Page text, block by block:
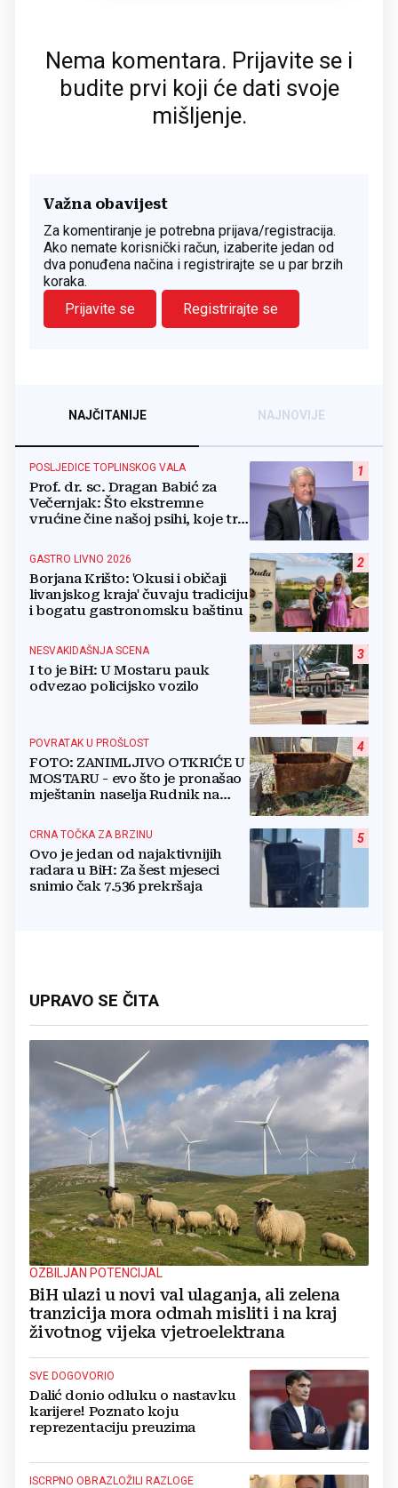
Nema komentara. Prijavite se i
budite prvi koji će dati svoje
mišljenje.
Važna obavijest
Za komentiranje je potrebna prijava/registracija.
Ako nemate korisnički račun, izaberite jedan od
dva ponuđena načina i registrirajte se u par brzih
koraka.
Prijavite se
Registrirajte se
NAJČITANIJE NAJNOVIJE
1
POSLJEDICE TOPLINSKOG VALA
Prof. dr. sc. Dragan Babić za
Večernjak: Što ekstremne
vrućine čine našoj psihi, koje tri
boriti...
2
GASTRO LIVNO 2026
Borjana Krišto: 'Okusi i običaji
livanjskog kraja' čuvaju tradiciju
i bogatu gastronomsku baštinu
3
NESVAKIDAŠNJA SCENA
I to je BiH: U Mostaru pauk
odvezao policijsko vozilo
4
POVRATAK U PROŠLOST
FOTO: ZANIMLJIVO OTKRIĆE U
MOSTARU - evo što je pronašao
mještanin naselja Rudnik na
5
CRNA TOČKA ZA BRZINU
Ovo je jedan od najaktivnijih
radara u BiH: Za šest mjeseci
snimio čak 7.536 prekršaja
UPRAVO SE ČITA
OZBILJAN POTENCIJAL
BiH ulazi u novi val ulaganja, ali zelena
tranzicija mora odmah misliti i na kraj
životnog vijeka vjetroelektrana
SVE DOGOVORIO
Dalić donio odluku o nastavku
karijere! Poznato koju
reprezentaciju preuzima
ISCRPNO OBRAZLOŽILI RAZLOGE